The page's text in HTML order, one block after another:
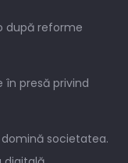
după reforme
în presă privind
societatea.